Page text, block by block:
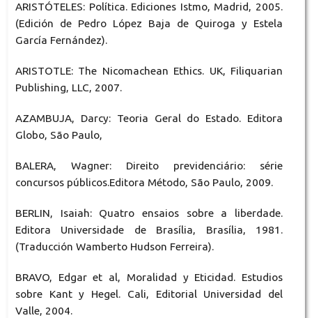
ARISTÓTELES: Política. Ediciones Istmo, Madrid, 2005.
(Edición de Pedro López Baja de Quiroga y Estela
García Fernández).
ARISTOTLE: The Nicomachean Ethics. UK, Filiquarian
Publishing, LLC, 2007.
AZAMBUJA, Darcy: Teoria Geral do Estado. Editora
Globo, São Paulo,
BALERA, Wagner: Direito previdenciário: série
concursos públicos.Editora Método, São Paulo, 2009.
BERLIN, Isaiah: Quatro ensaios sobre a liberdade.
Editora Universidade de Brasília, Brasília, 1981.
(Traducción Wamberto Hudson Ferreira).
BRAVO, Edgar et al, Moralidad y Eticidad. Estudios
sobre Kant y Hegel. Cali, Editorial Universidad del
Valle, 2004.